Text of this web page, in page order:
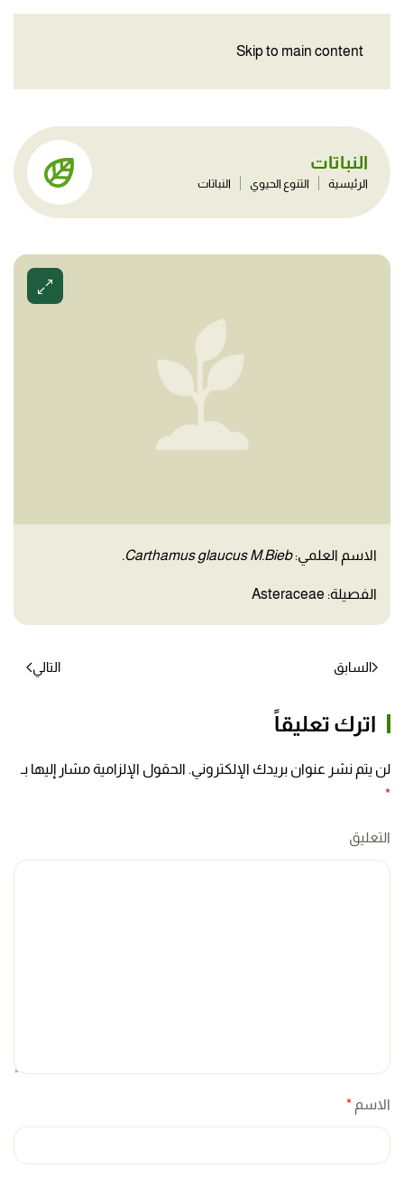
Skip to main content
النباتات
الرئيسية التنوع الحيوي النباتات
الاسم العلمي:Carthamus glaucus M.Bieb.
الفصيلة: Asteraceae
السابق التالي
اترك تعليقاً
لن يتم نشر عنوان بريدك الإلكتروني. الحقول الإلزامية مشار إليها بـ
*
التعليق
الاسم *